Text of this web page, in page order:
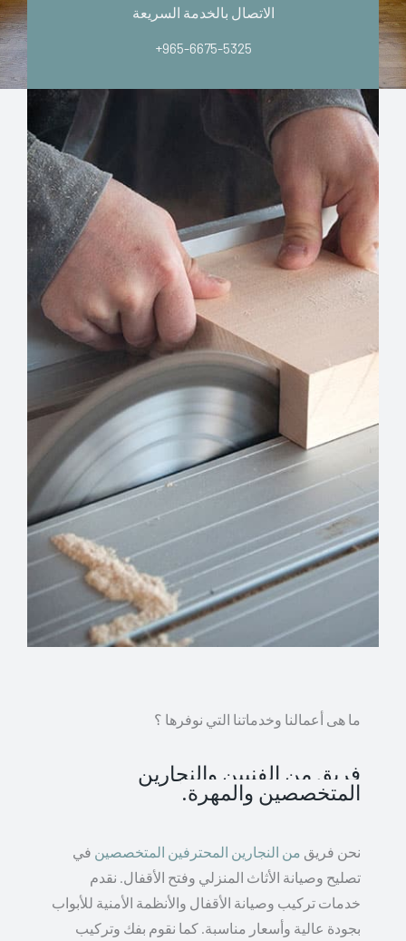
الاتصال بالخدمة السريعة
+965-6675-5325
ما هى أعمالنا وخدماتنا التي نوفرها ؟
فريق من الفنيين والنجارين
المتخصصين والمهرة.
نحن فريق من النجارين المحترفين المتخصصين في
تصليح وصيانة الأثاث المنزلي وفتح الأقفال. نقدم
خدمات تركيب وصيانة الأقفال والأنظمة الأمنية للأبواب
بجودة عالية وأسعار مناسبة. كما نقوم بفك وتركيب